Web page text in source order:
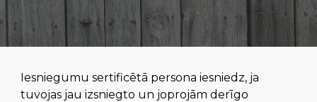
Iesniegumu sertificētā persona iesniedz, ja
tuvojas jau izsniegto un joprojām derīgo